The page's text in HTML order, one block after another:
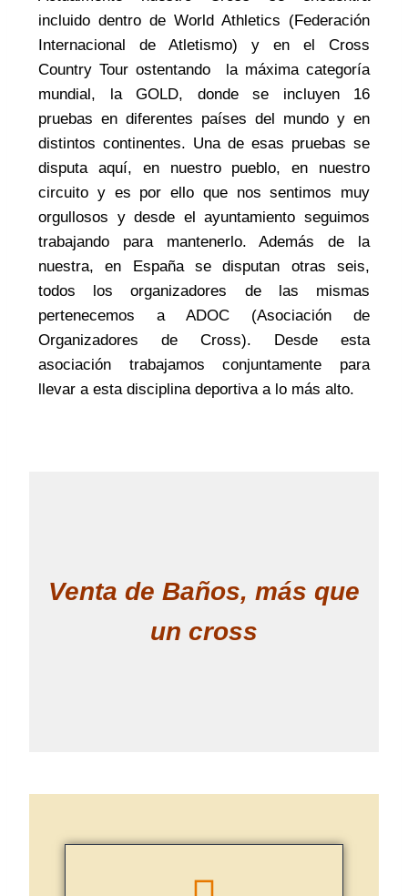
incluido dentro de World Athletics (Federación
Internacional de Atletismo) y en el Cross
Country Tour ostentando la máxima categoría
mundial, la GOLD, donde se incluyen 16
pruebas en diferentes países del mundo y en
distintos continentes. Una de esas pruebas se
disputa aquí, en nuestro pueblo, en nuestro
circuito y es por ello que nos sentimos muy
orgullosos y desde el ayuntamiento seguimos
trabajando para mantenerlo. Además de la
nuestra, en España se disputan otras seis,
todos los organizadores de las mismas
pertenecemos a ADOC (Asociación de
Organizadores de Cross). Desde esta
asociación trabajamos conjuntamente para
llevar a esta disciplina deportiva a lo más alto.
Venta de Baños, más que
un cross